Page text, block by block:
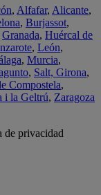
, Alfafar, Alicante,
, Burjassot,
Granada, Huércal de
, León,
, Murcia,
, Salt, Girona,
Compostela,
i la Geltrú, Zaragoza
de privacidad